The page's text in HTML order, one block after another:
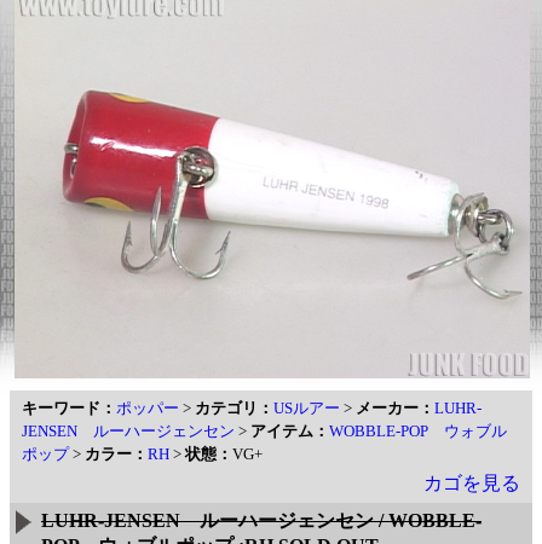
キーワード： ポッパー > カテゴリ： USルアー > メーカー： LUHR-
JENSEN ルーハージェンセン > アイテム： WOBBLE-POP ウォブル
ポップ> カラー： RH >状態： VG+
カゴを見る
LUHR-JENSEN ルーハージェンセン / WOBBLE-